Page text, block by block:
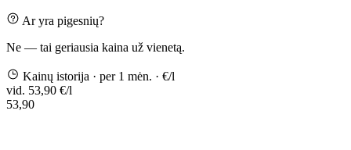
Ar yra pigesnių?
Ne — tai geriausia kaina už vienetą.
Kainų istorija · per 1 mėn. · €/l
vid. 53,90 €/l
53,90